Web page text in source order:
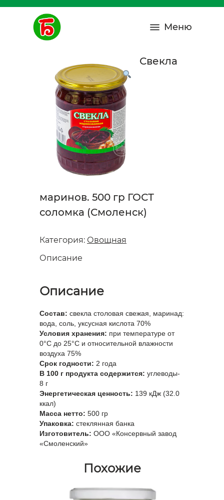
Меню
Свекла
маринов. 500 гр ГОСТ
соломка (Смоленск)
Категория: Овощная
Описание
Описание
Состав: свекла столовая свежая, маринад:
вода, соль, уксусная кислота 70%
Условия хранения: при температуре от
0°С до 25°C и относительной влажности
воздуха 75%
Срок годности: 2 года
В 100 г продукта содержится: углеводы-
8 г
Энергетическая ценность: 139 кДж (32.0
ккал)
Масса нетто: 500 гр
Упаковка: стеклянная банка
Изготовитель: ООО «Консервный завод
«Смоленский»
Похожие